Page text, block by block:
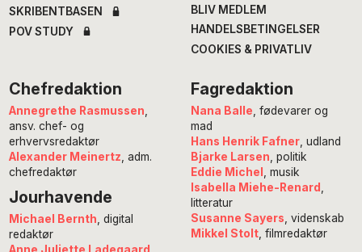
SKRIBENTBASEN
POV STUDY
BLIV MEDLEM
HANDELSBETINGELSER
COOKIES & PRIVATLIV
Chefredaktion
Annegrethe Rasmussen
ansv. chef- og
erhvervsredaktør
Alexander Meinertz , adm.
chefredaktør
Jourhavende
Michael Bernth , digital
redaktør
Anne Juliette Ladegaard
Fagredaktion
Nana Balle , fødevarer og
mad
Hans Henrik Fafner, udland
Bjarke Larsen , politik
Eddie Michel
, musik
Isabella Miehe-Renard
litteratur
Susanne Sayers , videnskab
Mikkel Stolt, filmredaktør